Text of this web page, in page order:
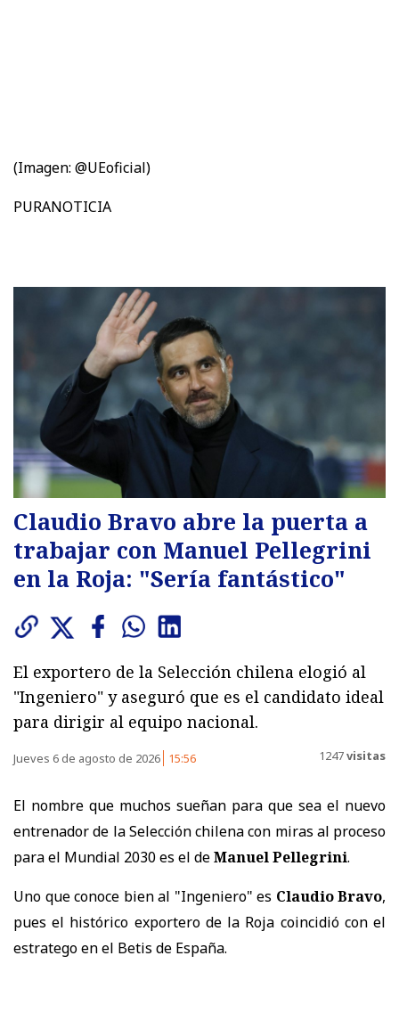
(Imagen: @UEoficial)
PURANOTICIA
Claudio Bravo abre la puerta a
trabajar con Manuel Pellegrini
en la Roja: "Sería fantástico"
El exportero de la Selección chilena elogió al
"Ingeniero" y aseguró que es el candidato ideal
para dirigir al equipo nacional.
Jueves 6 de agosto de 2026 15:56 1247visitas
El nombre que muchos sueñan para que sea el nuevo
entrenador de la Selección chilena con miras al proceso
para el Mundial 2030 es el deManuel Pellegrini.
Uno que conoce bien al "Ingeniero" es Claudio Bravo,
pues el histórico exportero de la Roja coincidió con el
estratego en el Betis de España.